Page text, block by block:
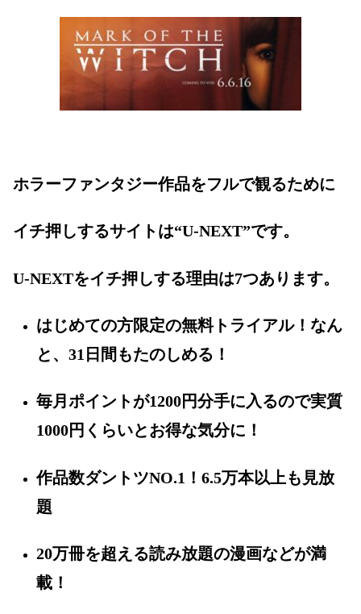
ホラーファンタジー作品をフルで観るために
イチ押しするサイトは“U-NEXT”です。
U-NEXTをイチ押しする理由は7つあります。
はじめての方限定の無料トライアル！なん
と、31日間もたのしめる！
毎月ポイントが1200円分手に入るので実質
1000円くらいとお得な気分に！
作品数ダントツNO.1！6.5万本以上も見放
題
20万冊を超える読み放題の漫画などが満
載！